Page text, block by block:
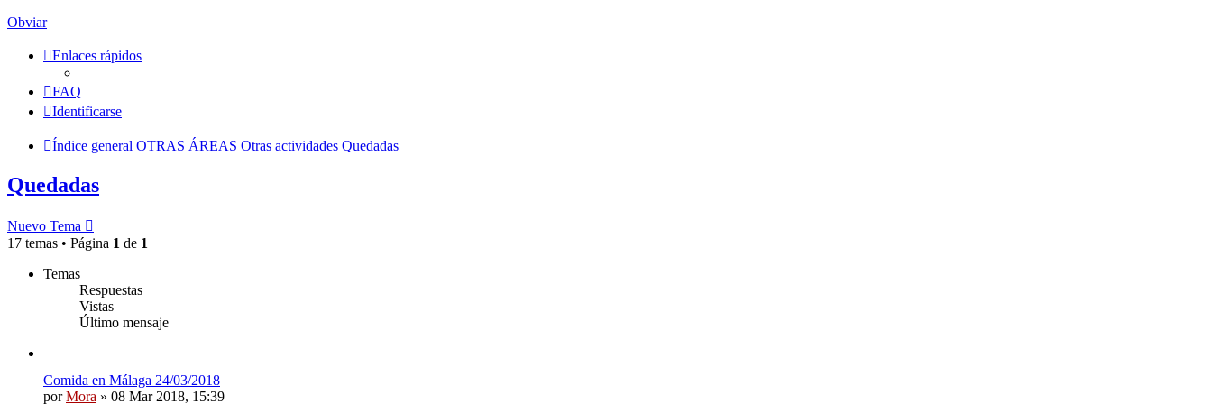
Obviar
Enlaces rápidos
FAQ
Identificarse
Índice general OTRAS ÁREAS Otras actividades Quedadas
Quedadas
Nuevo Tema
17 temas • Página 1 de 1
Temas
Respuestas
Vistas
Último mensaje
Comida en Málaga 24/03/2018
porMora » 08 Mar 2018, 15:39